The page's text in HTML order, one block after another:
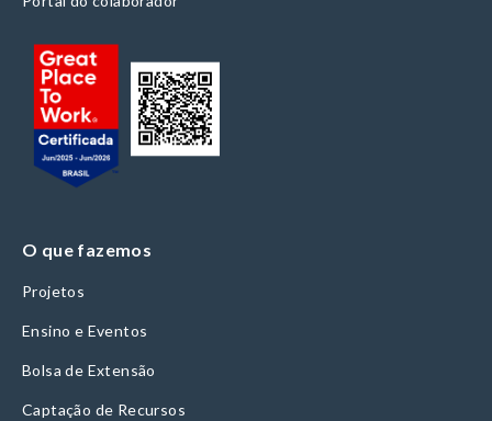
O que fazemos
Projetos
Ensino e Eventos
Bolsa de Extensão
Captação de Recursos